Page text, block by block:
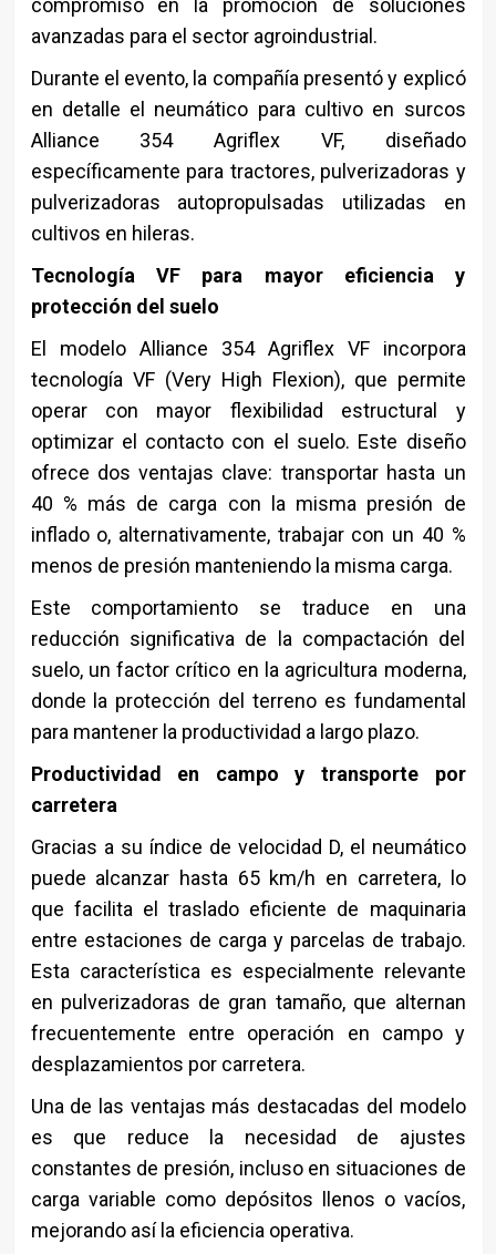
compromiso en la promoción de soluciones
avanzadas para el sector agroindustrial.
Durante el evento, la compañía presentó y explicó
en detalle el neumático para cultivo en surcos
Alliance 354 Agriflex VF, diseñado
específicamente para tractores, pulverizadoras y
pulverizadoras autopropulsadas utilizadas en
cultivos en hileras.
Tecnología VF para mayor eficiencia y
protección del suelo
El modelo Alliance 354 Agriflex VF incorpora
tecnología VF (Very High Flexion), que permite
operar con mayor flexibilidad estructural y
optimizar el contacto con el suelo. Este diseño
ofrece dos ventajas clave: transportar hasta un
40 % más de carga con la misma presión de
inflado o, alternativamente, trabajar con un 40 %
menos de presión manteniendo la misma carga.
Este comportamiento se traduce en una
reducción significativa de la compactación del
suelo, un factor crítico en la agricultura moderna,
donde la protección del terreno es fundamental
para mantener la productividad a largo plazo.
Productividad en campo y transporte por
carretera
Gracias a su índice de velocidad D, el neumático
puede alcanzar hasta 65 km/h en carretera, lo
que facilita el traslado eficiente de maquinaria
entre estaciones de carga y parcelas de trabajo.
Esta característica es especialmente relevante
en pulverizadoras de gran tamaño, que alternan
frecuentemente entre operación en campo y
desplazamientos por carretera.
Una de las ventajas más destacadas del modelo
es que reduce la necesidad de ajustes
constantes de presión, incluso en situaciones de
carga variable como depósitos llenos o vacíos,
mejorando así la eficiencia operativa.